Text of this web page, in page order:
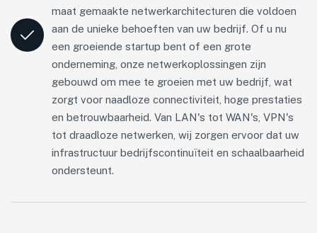
maat gemaakte netwerkarchitecturen die voldoen
aan de unieke behoeften van uw bedrijf. Of u nu
een groeiende startup bent of een grote
onderneming, onze netwerkoplossingen zijn
gebouwd om mee te groeien met uw bedrijf, wat
zorgt voor naadloze connectiviteit, hoge prestaties
en betrouwbaarheid. Van LAN's tot WAN's, VPN's
tot draadloze netwerken, wij zorgen ervoor dat uw
infrastructuur bedrijfscontinuïteit en schaalbaarheid
ondersteunt.